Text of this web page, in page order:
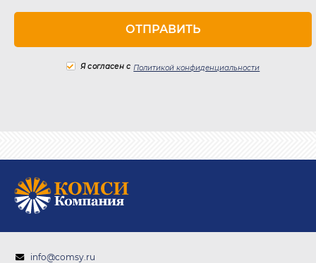
Я согласен с Политикой конфиденциальности
info@comsy.ru